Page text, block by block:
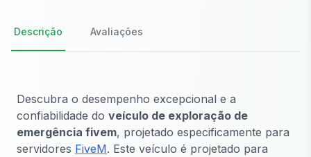
Descrição Avaliações
Descubra o desempenho excepcional e a
confiabilidade do veículo de exploração de
emergência fivem, projetado especificamente para
servidores FiveM. Este veículo é projetado para